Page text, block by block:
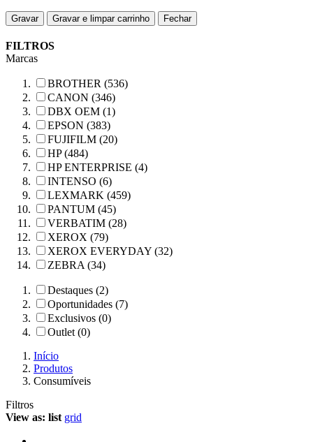
Gravar Gravar e limpar carrinho Fechar
FILTROS
Marcas
BROTHER (536)
CANON (346)
DBX OEM (1)
EPSON (383)
FUJIFILM (20)
HP (484)
HP ENTERPRISE (4)
INTENSO (6)
LEXMARK (459)
PANTUM (45)
VERBATIM (28)
XEROX (79)
XEROX EVERYDAY (32)
ZEBRA (34)
Destaques (2)
Oportunidades (7)
Exclusivos (0)
Outlet (0)
Início
Produtos
Consumíveis
Filtros
View as: list grid